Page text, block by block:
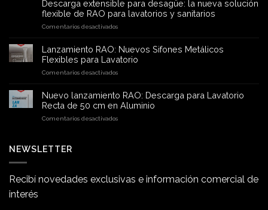
Descarga extensible para desagüe: la nueva solución
flexible de RAO para lavatorios y sanitarios
Comentarios desactivadosen
extensible
para
desagüe:
la
solución
flexible
RAO
Lanzamiento RAO: Nuevos Sifones Metálicos
Flexibles para Lavatorio
Comentarios desactivadosen
RAO:
Nuevos
Sifones
Metálicos
Nuevo lanzamiento RAO: Descarga para Lavatorio
Recta de 50 cm en Aluminio
Comentarios desactivadosen
Lavatorio
Recta
NEWSLETTER
Recibí novedades exclusivas e información comercial de
interés